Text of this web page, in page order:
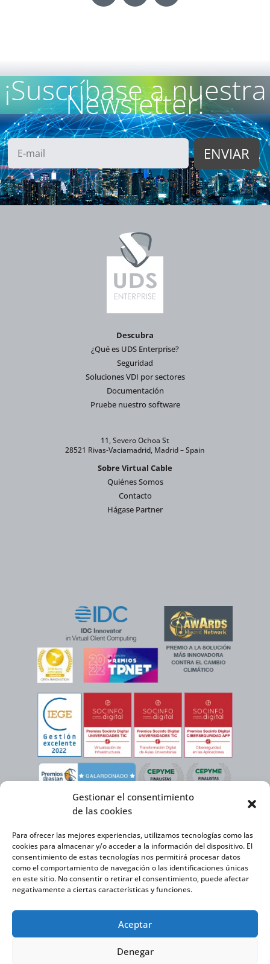
Gestionar el consentimiento
de las cookies
Para ofrecer las mejores experiencias, utilizamos tecnologías como las
cookies para almacenar y/o acceder a la información del dispositivo. El
consentimiento de estas tecnologías nos permitirá procesar datos
como el comportamiento de navegación o las identificaciones únicas
en este sitio. No consentir o retirar el consentimiento, puede afectar
negativamente a ciertas características y funciones.
Aceptar
Denegar
¡Suscríbase a nuestra
Newsletter!
Descubra
¿Qué es UDS Enterprise?
Seguridad
Soluciones VDI por sectores
Documentación
Pruebe nuestro software
11, Severo Ochoa St
28521 Rivas-Vaciamadrid, Madrid – Spain
Sobre Virtual Cable
Quiénes Somos
Contacto
Hágase Partner
Instituto Español de Comercio Exterior y la cofinanciación del FEDER para
desarrollar su Plan de Expansión Internacional 2020-2025.